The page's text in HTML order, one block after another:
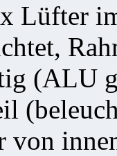
Lüfter
(ALU
von